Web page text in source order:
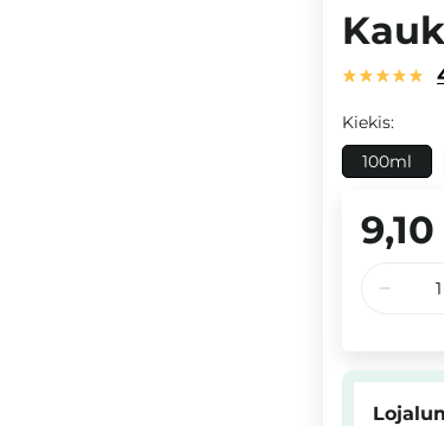
Kiekis:
100ml